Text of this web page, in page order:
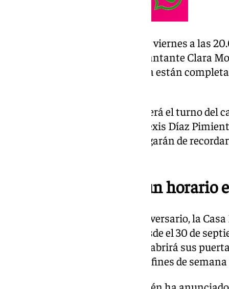
El primer acto tendrá lugar este viernes a las
Baltasara, donde la talentosa cantante Clara
invitaciones para este evento ya están
El domingo, a las 19.00 horas, será el turno del
escritor y repentista cubano Alexis Díaz
López Algaba, quienes se encargarán de
La Baltasara tendrá un horario
Además, con motivo de este aniversario, la
horario especial de apertura desde el 30 de
Durante este periodo, el museo abrirá sus
viernes de 10:00 a 13:00 h. y los fines de